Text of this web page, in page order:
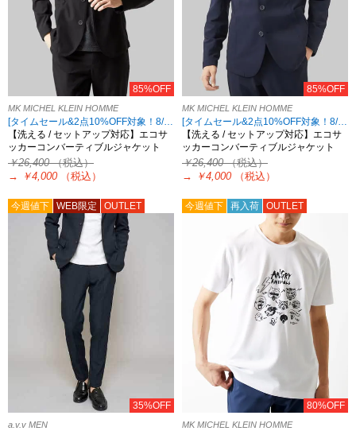
85%OFF
MK MICHEL KLEIN HOMME
[タイムセール&2点10%OFF対象！8/17 8:59まで アウトレット限定]
【洗える / セットアップ対応】エコサ
ッカーコンバーティブルジャケット
￥26,400（税込）
→
￥4,000 （税込）
85%OFF
MK MICHEL KLEIN HOMME
[タイムセール&2点10%OFF対象！8/17 8:59まで アウトレット限定]
【洗える / セットアップ対応】エコサ
ッカーコンバーティブルジャケット
￥26,400（税込）
→
￥4,000 （税込）
今週値下 WEB限定 OUTLET
35%OFF
a.v.v MEN
今週値下 再入荷 OUTLET
80%OFF
MK MICHEL KLEIN HOMME